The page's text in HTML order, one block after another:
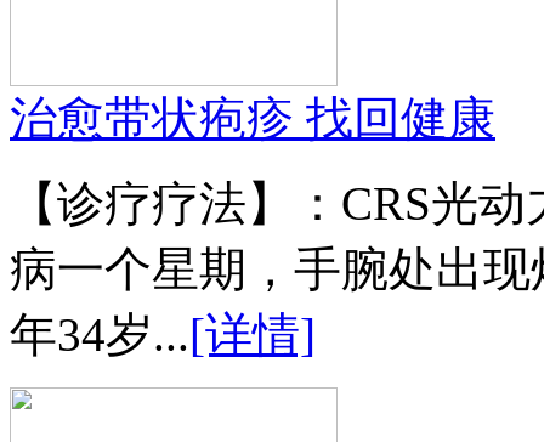
治愈带状疱疹 找回健康
【诊疗疗法】：CRS光
病一个星期，手腕处出
年34岁...[详情]